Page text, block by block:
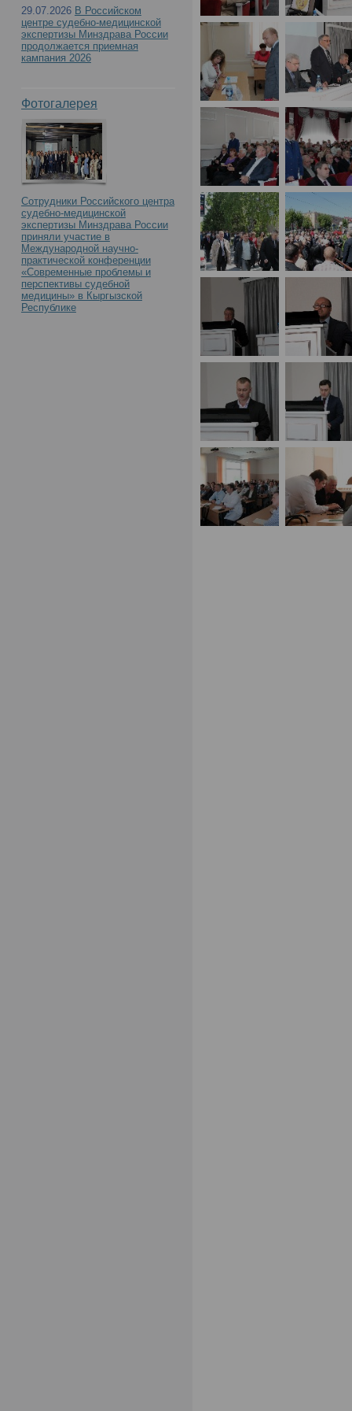
29.07.2026 В Российском
центре судебно-медицинской
экспертизы Минздрава России
продолжается приемная
кампания 2026
Фотогалерея
Сотрудники Российского центра
судебно-медицинской
экспертизы Минздрава России
приняли участие в
Международной научно-
практической конференции
«Современные проблемы и
перспективы судебной
медицины» в Кыргызской
Республике